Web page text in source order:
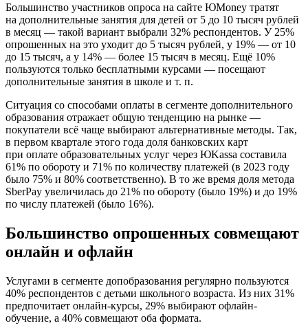
Большинство участников опроса на сайте ЮMoney тратят
на дополнительные занятия для детей от 5 до 10 тысяч рублей
в месяц — такой вариант выбрали 32% респондентов. У 25%
опрошенных на это уходит до 5 тысяч рублей, у 19% — от 10
до 15 тысяч, а у 14% — более 15 тысяч в месяц. Ещё 10%
пользуются только бесплатными курсами — посещают
дополнительные занятия в школе и т. п.
Ситуация со способами оплаты в сегменте дополнительного
образования отражает общую тенденцию на рынке —
покупатели всё чаще выбирают альтернативные методы. Так,
в первом квартале этого года доля банковских карт
при оплате образовательных услуг через ЮKassa составила
61% по обороту и 71% по количеству платежей (в 2023 году
было 75% и 80% соответственно). В то же время доля метода
SberPay увеличилась до 21% по обороту (было 19%) и до 19%
по числу платежей (было 16%).
Большинство опрошенных совмещают
онлайн и офлайн
Услугами в сегменте допобразования регулярно пользуются
40% респондентов с детьми школьного возраста. Из них 31%
предпочитает онлайн-курсы, 29% выбирают офлайн-
обучение, а 40% совмещают оба формата.